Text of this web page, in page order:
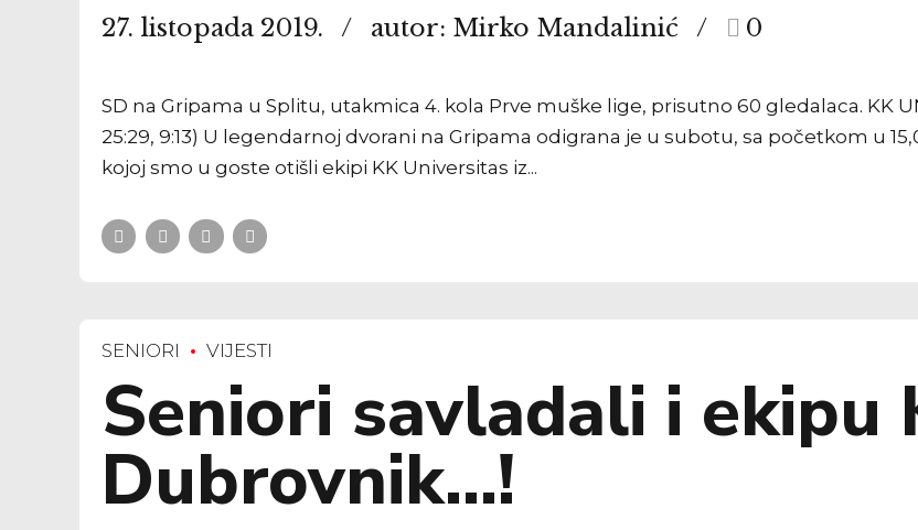
27. listopada 2019. autor: Mirko Mandalinić 0
SD na Gripama u Splitu, utakmica 4. kola Prve muške lige, prisutno 60 gledalaca. KK
25:29, 9:13) U legendarnoj dvorani na Gripama odigrana je u subotu, sa početkom u
kojoj smo u goste otišli ekipi KK Universitas iz...
SENIORI VIJESTI
Seniori savladali i ekipu
Dubrovnik…!